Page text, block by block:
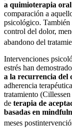
a quimioterapia
comparación a
psicológico.
control del dolor,
abandono del
Intervenciones
estrés han
a la recurrencia del
adherencia
tratamiento
de terapia de
basadas en
meses